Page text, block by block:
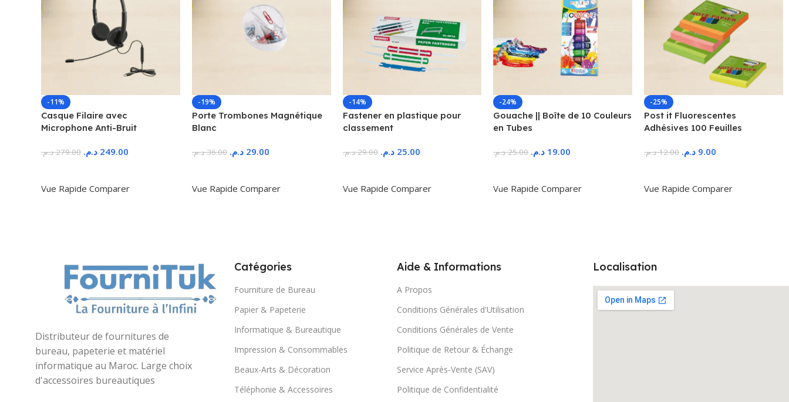
-11%
Casque Filaire avec
Microphone Anti-Bruit
279.00 د.م. 249.00 د.م.
Vue Rapide Comparer
-19%
Porte Trombones Magnétique
Blanc
36.00 د.م. 29.00 د.م.
Vue Rapide Comparer
-14%
Fastener en plastique pour
classement
29.00 د.م. 25.00 د.م.
Vue Rapide Comparer
-24%
Gouache || Boîte de 10 Couleurs
en Tubes
25.00 د.م. 19.00 د.م.
Vue Rapide Comparer
-25%
Post it Fluorescentes
Adhésives 100 Feuilles
12.00 د.م. 9.00 د.م.
Vue Rapide Comparer
Distributeur de fournitures de
bureau, papeterie et matériel
informatique au Maroc. Large choix
d'accessoires bureautiques
Catégories
Fourniture de Bureau
Papier & Papeterie
Informatique & Bureautique
Impression & Consommables
Beaux-Arts & Décoration
Téléphonie & Accessoires
Aide & Informations
A Propos
Conditions Générales d'Utilisation
Conditions Générales de Vente
Politique de Retour & Échange
Service Après-Vente (SAV)
Politique de Confidentialité
Localisation